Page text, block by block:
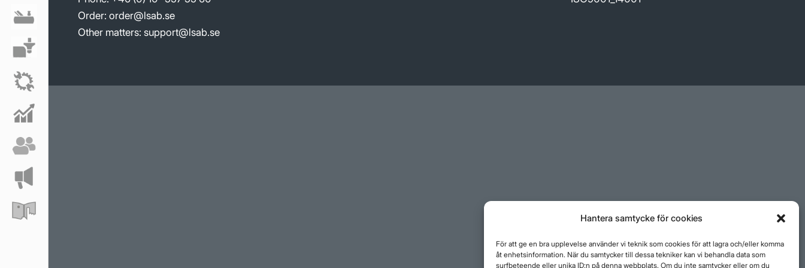
Hantera samtycke för cookies
För att ge en bra upplevelse använder vi teknik som cookies för att lagra och/eller komma
åt enhetsinformation. När du samtycker till dessa tekniker kan vi behandla data som
surfbeteende eller unika ID:n på denna webbplats. Om du inte samtycker eller om du
Order: order@lsab.se
Other matters: support@lsab.se